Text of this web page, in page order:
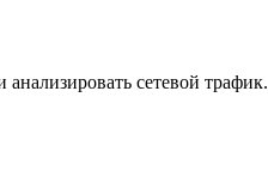
сетевой трафик.